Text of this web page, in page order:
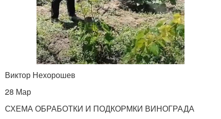
Виктор Нехорошев
28 Мар
СХЕМА ОБРАБОТКИ И ПОДКОРМКИ ВИНОГРАДА